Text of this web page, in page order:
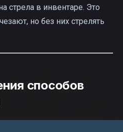
стрела в инвентаре. Это
но без них стрелять
способов